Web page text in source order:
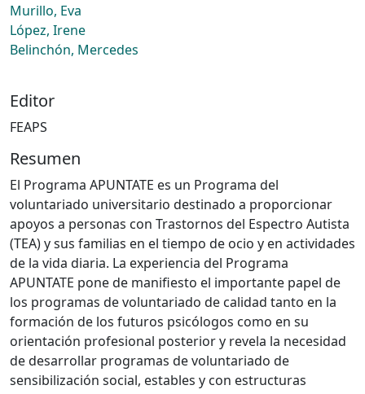
Murillo, Eva
López, Irene
Belinchón, Mercedes
Editor
FEAPS
Resumen
El Programa APUNTATE es un Programa del
voluntariado universitario destinado a proporcionar
apoyos a personas con Trastornos del Espectro Autista
(TEA) y sus familias en el tiempo de ocio y en actividades
de la vida diaria. La experiencia del Programa
APUNTATE pone de manifiesto el importante papel de
los programas de voluntariado de calidad tanto en la
formación de los futuros psicólogos como en su
orientación profesional posterior y revela la necesidad
de desarrollar programas de voluntariado de
sensibilización social, estables y con estructuras